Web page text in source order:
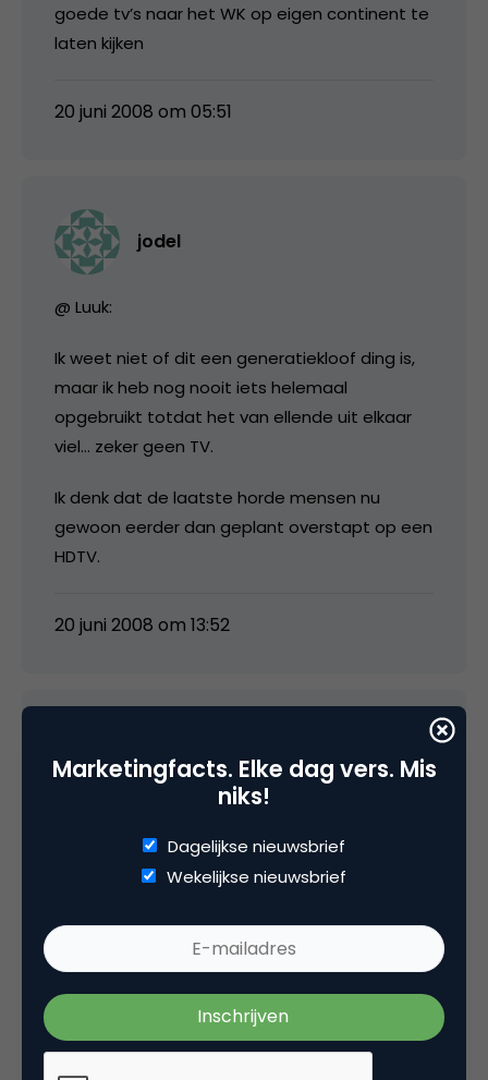
goede tv’s naar het WK op eigen continent te
laten kijken
20 juni 2008 om 05:51
jodel
@ Luuk:
Ik weet niet of dit een generatiekloof ding is,
maar ik heb nog nooit iets helemaal
opgebruikt totdat het van ellende uit elkaar
viel… zeker geen TV.
Ik denk dat de laatste horde mensen nu
gewoon eerder dan geplant overstapt op een
HDTV.
20 juni 2008 om 13:52
Joni Gunneweg
met HDTV.. wellicht ook in verband met de
komende Olympische Spelen.
Toch geinig dat bedrijven, die hier slim op
inspelen, blijkbaar veel extra omzet draaien.
20 juni 2008 om 18:08
Marketingfacts. Elke dag vers. Mis
niks!
Dagelijkse nieuwsbrief
Wekelijkse nieuwsbrief